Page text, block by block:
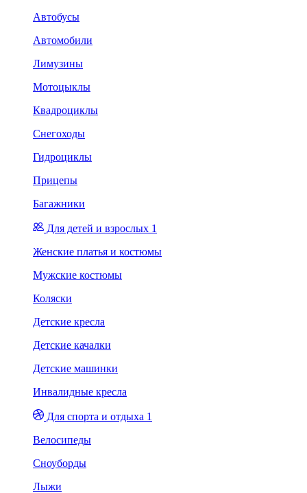
Автобусы
Автомобили
Лимузины
Мотоцыклы
Квадроциклы
Снегоходы
Гидроциклы
Прицепы
Багажники
Для детей и взрослых 1
Женские платья и костюмы
Мужские костюмы
Коляски
Детские кресла
Детские качалки
Детские машинки
Инвалидные кресла
Для спорта и отдыха 1
Велосипеды
Сноуборды
Лыжи